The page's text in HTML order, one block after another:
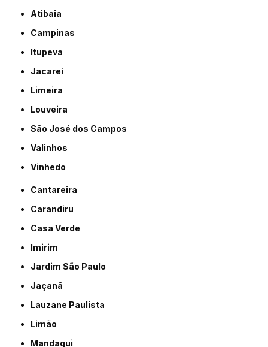
Atibaia
Campinas
Itupeva
Jacareí
Limeira
Louveira
São José dos Campos
Valinhos
Vinhedo
Cantareira
Carandiru
Casa Verde
Imirim
Jardim São Paulo
Jaçanã
Lauzane Paulista
Limão
Mandaqui